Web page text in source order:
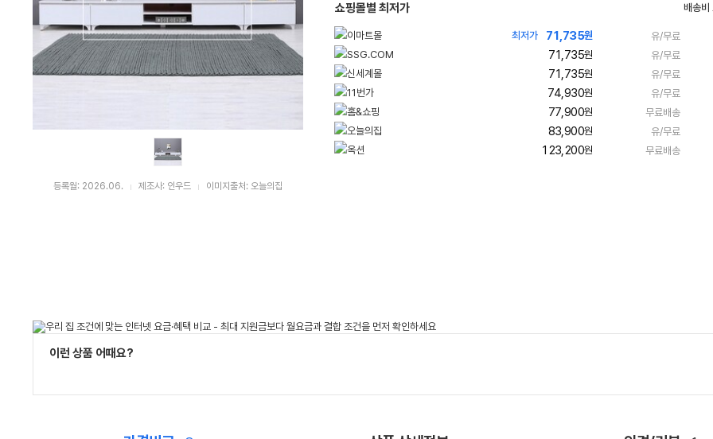
등록월: 2026.06. 제조사: 인우드 이미지출처: 오늘의집
쇼핑몰별 최저가 배송비
최저가 71,735원 유/무료
71,735원 유/무료
71,735원 유/무료
74,930원 유/무료
77,900원 무료배송
83,900원 유/무료
123,200원 무료배송
이런 상품 어때요?